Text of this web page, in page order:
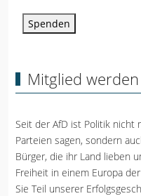
Spenden
Mitglied werden
Seit der AfD ist Politik nicht
Parteien sagen, sondern
Bürger, die ihr Land lieben
Freiheit in einem Europa
Sie Teil unserer